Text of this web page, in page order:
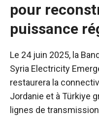
pour
puissance
Le 24 juin 2025, la
Syria Electricity
restaurera la
Jordanie et à Türkiye
lignes de